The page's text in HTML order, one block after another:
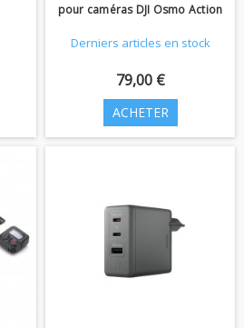
pour caméras DJI Osmo Action
Derniers articles en stock
79,00 €
ACHETER